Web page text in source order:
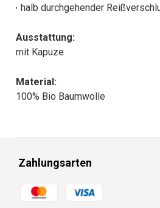
halb durchgehender
Ausstattung:
mit Kapuze
Material:
100% Bio Baumwolle
Zahlungsarten
Zahlungsmethoden